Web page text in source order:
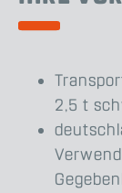
2,5 t